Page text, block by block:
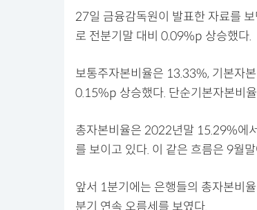
27일 금융감독원이 발표한 자료를
로 전분기말 대비 0.09%p 상승했다.
보통주자본비율은 13.33%, 기본자
0.15%p 상승했다. 단순기본자본비
총자본비율은 2022년말 15.29%에
를 보이고 있다. 이 같은 흐름은 9월
앞서 1분기에는 은행들의 총자본비
분기 연속 오름세를 보였다.